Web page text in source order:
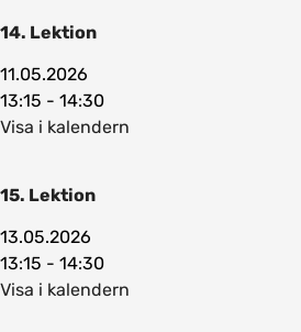
14. Lektion
11.05.2026
13:15 - 14:30
Visa i kalendern
15. Lektion
13.05.2026
13:15 - 14:30
Visa i kalendern